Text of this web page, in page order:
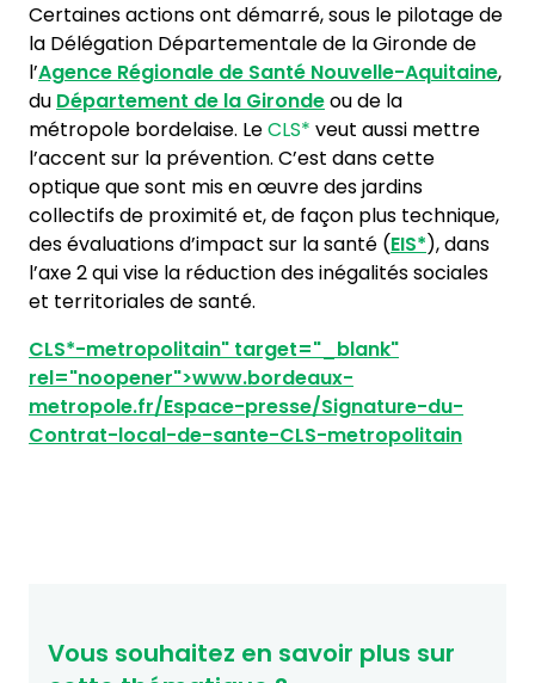
Certaines actions ont démarré, sous le pilotage de
la Délégation Départementale de la Gironde de
l’Agence Régionale de Santé Nouvelle-Aquitaine,
du Département de la Girondeou de la
métropole bordelaise. LeCLS* veut aussi mettre
l’accent sur la prévention. C’est dans cette
optique que sont mis en œuvre des jardins
collectifs de proximité et, de façon plus technique,
des évaluations d’impact sur la santé (EIS*), dans
l’axe 2 qui vise la réduction des inégalités sociales
et territoriales de santé.
CLS*-metropolitain" target="_blank"
rel="noopener">www.bordeaux-
metropole.fr/Espace-presse/Signature-du-
Contrat-local-de-sante-CLS-metropolitain
Vous souhaitez en savoir plus sur